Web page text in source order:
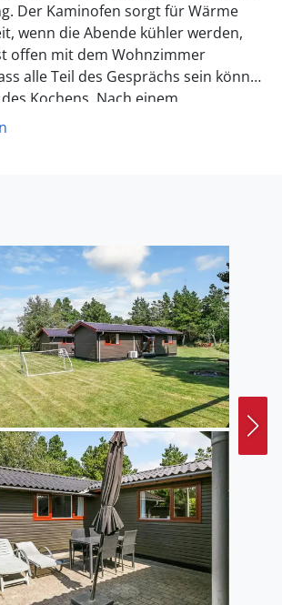
Der Kaminofen sorgt für Wärme
wenn die Abende kühler werden,
offen mit dem Wohnzimmer
alle Teil des Gesprächs sein können
Kochens. Nach einem
kannst du es dir auf dem Sofa mit
oder einem Brettspiel gemütlich
liegt auf einem schönen, privaten
dem du das Leben ganz ungestört
Die große Rasenfläche lädt zu Spiel
es eine Partie Krocket, Wikingerspiel
gute alte Fangrunde. Es gibt
um sich in der Sonne mit einem
entspannen oder im Schatten ein
Die Terrasse ist perfekt für lange,
an denen der Grill angezündet
unter freiem Himmel genossen
Hier ist Platz für Lebendigkeit und
so, wie es die Urlaubsstimmung
Umgebung
in einer ruhigen Gegend von Blåvand,
du nur kurze Wege zum Strand und